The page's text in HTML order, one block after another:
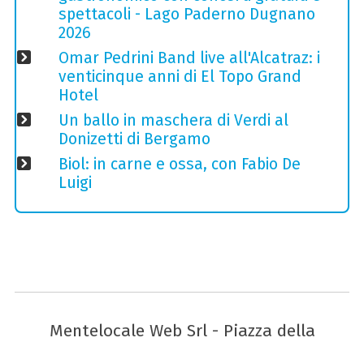
spettacoli - Lago Paderno Dugnano
2026
Omar Pedrini Band live all'Alcatraz: i
venticinque anni di El Topo Grand
Hotel
Un ballo in maschera di Verdi al
Donizetti di Bergamo
Biol: in carne e ossa, con Fabio De
Luigi
Mentelocale Web Srl - Piazza della